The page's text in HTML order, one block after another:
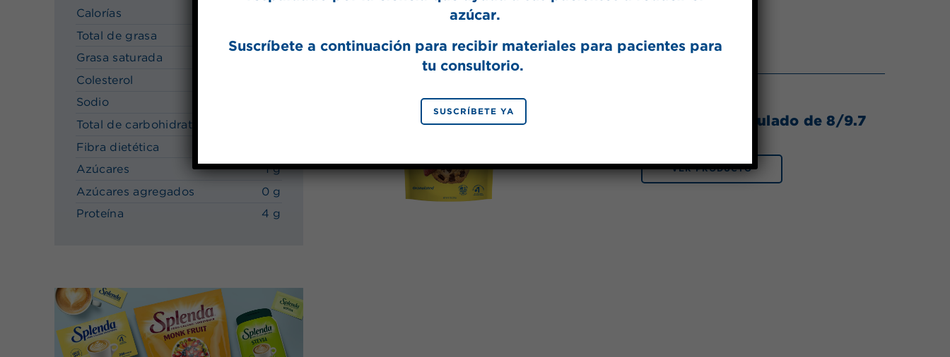
Calorías
Total de grasa
Grasa saturada
Colesterol
Sodio
Total de carbohidratos
Fibra dietética
Azúcares
1 g
Azúcares agregados
0 g
Proteína
4 g
en glaseado y sirve.
Hecho con
SPLENDA® endulzante granulado de 8/9.7
VER PRODUCTO
azúcar.
Suscríbete a continuación para recibir materiales para pacientes para
tu consultorio.
SUSCRÍBETE YA